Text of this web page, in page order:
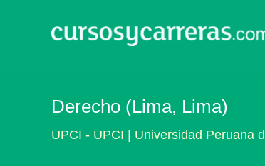
Derecho (Lima, Lima)
UPCI - UPCI | Universidad Peruana